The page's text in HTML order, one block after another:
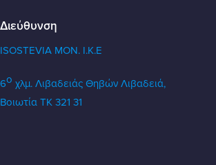
Διεύθυνση
ISOSTEVIA MON. Ι.Κ.Ε
6ο χλμ. Λιβαδειάς Θηβών Λιβαδειά,
Βοιωτία ΤΚ 321 31